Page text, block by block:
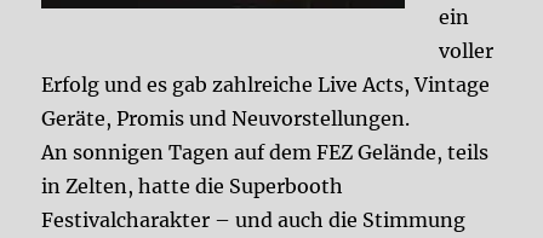
ein
voller
Erfolg und es gab zahlreiche Live Acts, Vintage
Geräte, Promis und Neuvorstellungen.
An sonnigen Tagen auf dem FEZ Gelände, teils
in Zelten, hatte die Superbooth
Festivalcharakter – und auch die Stimmung